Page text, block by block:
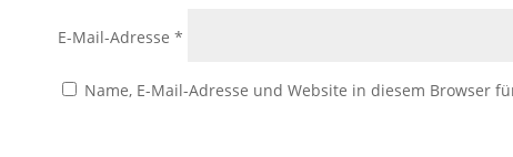
E-Mail-Adresse *
Name, E-Mail-Adresse und Website in diesem Browser